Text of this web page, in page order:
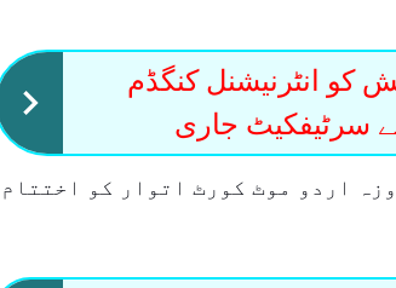
کو انٹرنیشنل کنگڈم
سرٹیفکیٹ جاری
اردو موٹ کورٹ اتوار کو اختتام